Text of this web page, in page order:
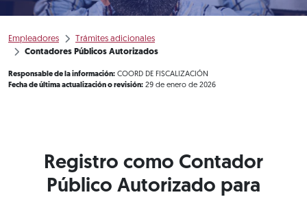
Empleadores
Trámites adicionales
Contadores Públicos Autorizados
Responsable de la información: COORD DE FISCALIZACIÓN
Fecha de última actualización o revisión: 29 de enero de 2026
Registro como Contador
Público Autorizado para